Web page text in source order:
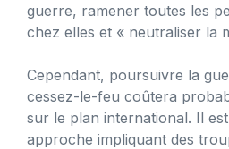
guerre, ramener toutes les
chez elles et « neutraliser la
Cependant, poursuivre la
cessez-le-feu coûtera
sur le plan international. Il est
approche impliquant des